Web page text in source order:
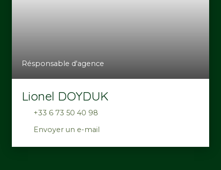
Résponsable d'agence
Lionel DOYDUK
+33 6 73 50 40 98
Envoyer un e-mail